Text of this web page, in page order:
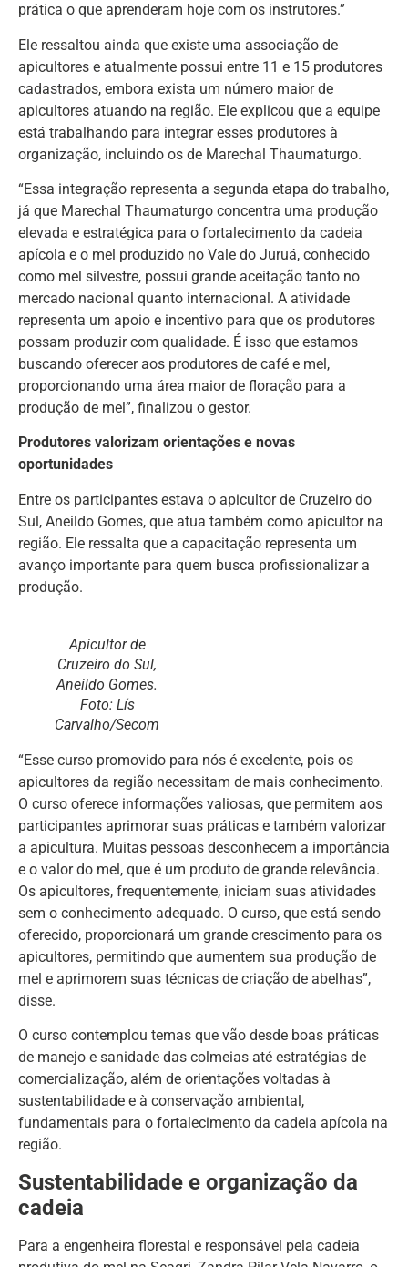
prática o que aprenderam hoje com os instrutores.”
Ele ressaltou ainda que existe uma associação de
apicultores e atualmente possui entre 11 e 15 produtores
cadastrados, embora exista um número maior de
apicultores atuando na região. Ele explicou que a equipe
está trabalhando para integrar esses produtores à
organização, incluindo os de Marechal Thaumaturgo.
“Essa integração representa a segunda etapa do trabalho,
já que Marechal Thaumaturgo concentra uma produção
elevada e estratégica para o fortalecimento da cadeia
apícola e o mel produzido no Vale do Juruá, conhecido
como mel silvestre, possui grande aceitação tanto no
mercado nacional quanto internacional. A atividade
representa um apoio e incentivo para que os produtores
possam produzir com qualidade. É isso que estamos
buscando oferecer aos produtores de café e mel,
proporcionando uma área maior de floração para a
produção de mel”, finalizou o gestor.
Produtores valorizam orientações e novas
oportunidades
Entre os participantes estava o apicultor de Cruzeiro do
Sul, Aneildo Gomes, que atua também como apicultor na
região. Ele ressalta que a capacitação representa um
avanço importante para quem busca profissionalizar a
produção.
Apicultor de
Cruzeiro do Sul,
Aneildo Gomes.
Foto: Lís
Carvalho/Secom
“Esse curso promovido para nós é excelente, pois os
apicultores da região necessitam de mais conhecimento.
O curso oferece informações valiosas, que permitem aos
participantes aprimorar suas práticas e também valorizar
a apicultura. Muitas pessoas desconhecem a importância
e o valor do mel, que é um produto de grande relevância.
Os apicultores, frequentemente, iniciam suas atividades
sem o conhecimento adequado. O curso, que está sendo
oferecido, proporcionará um grande crescimento para os
apicultores, permitindo que aumentem sua produção de
mel e aprimorem suas técnicas de criação de abelhas”,
disse.
O curso contemplou temas que vão desde boas práticas
de manejo e sanidade das colmeias até estratégias de
comercialização, além de orientações voltadas à
sustentabilidade e à conservação ambiental,
fundamentais para o fortalecimento da cadeia apícola na
região.
Sustentabilidade e organização da
cadeia
Para a engenheira florestal e responsável pela cadeia